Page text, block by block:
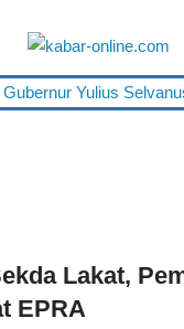
Gubernur Yulius
Lakat,
EPRA